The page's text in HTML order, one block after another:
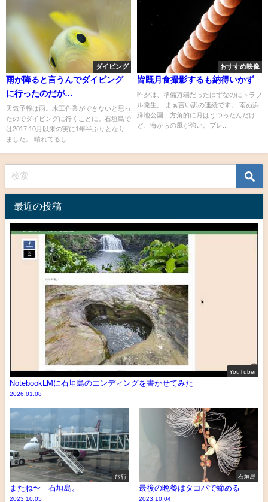
ダイビング
雨が降ると言うんでダイビング
に行ったのだが…
天気予報は雨。木工作業ができないと思っ
たのでダイビングに行くことに。石垣島で
は2017.10月以来の実に1年半ぶりとなり
ました。 晴れてるし...
おすすめ映像
皆既月食撮影するも納得いかず
昨夕は、準備万端だったはずなのにトラブ
ル発生。 まぁ言い訳の連続です。 南ぬ浜
緑地公園、方角的に月はうつったんだけ
ど、海からの風が強い。ブレ...
最近の投稿
YouTuber
NotebookLMに石垣島のエンディングを書かせてみた
2026.01.08
旅行
またね〜 石垣島。
2023.10.05
石垣島
最後の晩餐はタコパで締める
2023.10.04